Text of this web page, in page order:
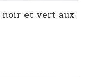
noir et vert aux